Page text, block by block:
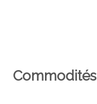
Commodités